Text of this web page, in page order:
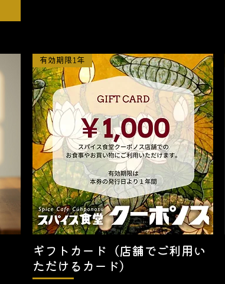
クイックビュー
有効期限1年
ギフトカード（店舗でご利用い
ただけるカード）